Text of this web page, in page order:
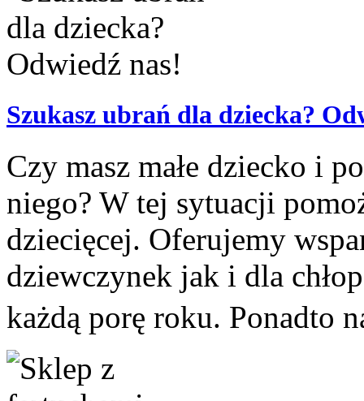
Szukasz ubrań dla dziecka?
Czy masz małe dziecko i
niego? W tej sytuacji
dziecięcej. Oferujemy
dziewczynek jak i dla
każdą porę roku. Ponadto